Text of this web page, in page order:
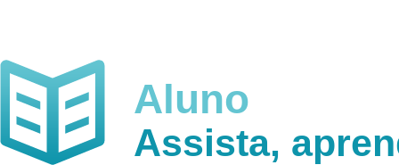
Aluno
Assista,